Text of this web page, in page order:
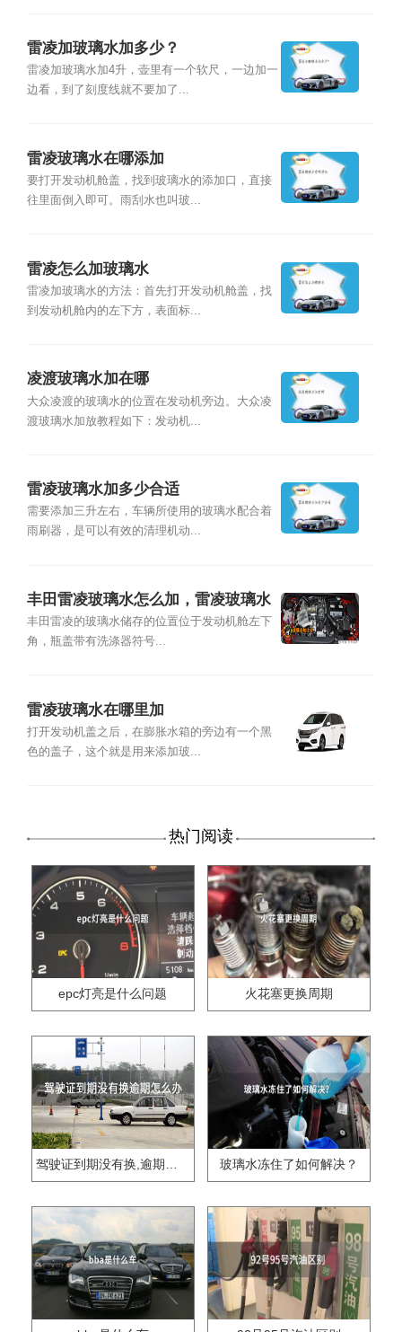
雷凌加玻璃水加多少？
雷凌加玻璃水加4升，壶里有一个软尺，一边加一
边看，到了刻度线就不要加了...
雷凌玻璃水在哪添加
要打开发动机舱盖，找到玻璃水的添加口，直接
往里面倒入即可。雨刮水也叫玻...
雷凌怎么加玻璃水
雷凌加玻璃水的方法：首先打开发动机舱盖，找
到发动机舱内的左下方，表面标...
凌渡玻璃水加在哪
大众凌渡的玻璃水的位置在发动机旁边。大众凌
渡玻璃水加放教程如下：发动机...
雷凌玻璃水加多少合适
需要添加三升左右，车辆所使用的玻璃水配合着
雨刷器，是可以有效的清理机动...
丰田雷凌玻璃水怎么加，雷凌玻璃水
加注位置及容量
丰田雷凌的玻璃水储存的位置位于发动机舱左下
角，瓶盖带有洗涤器符号...
雷凌玻璃水在哪里加
打开发动机盖之后，在膨胀水箱的旁边有一个黑
色的盖子，这个就是用来添加玻...
热门阅读
epc灯亮是什么问题 火花塞更换周期
驾驶证到期没有换,逾期怎么办?? 玻璃水冻住了如何解决？